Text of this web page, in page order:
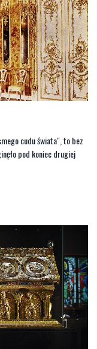
cudu świata", to bez
pod koniec drugiej